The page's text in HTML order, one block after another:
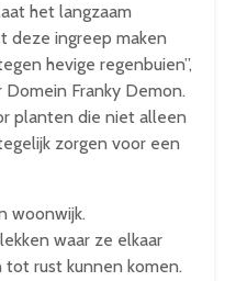
het langzaam
deze ingreep maken
hevige regenbuien”,
Franky Demon.
planten die niet alleen
zorgen voor een
woonwijk.
waar ze elkaar
rust kunnen komen.